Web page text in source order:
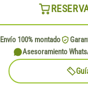
Envío 100% montado
Asesoramiento